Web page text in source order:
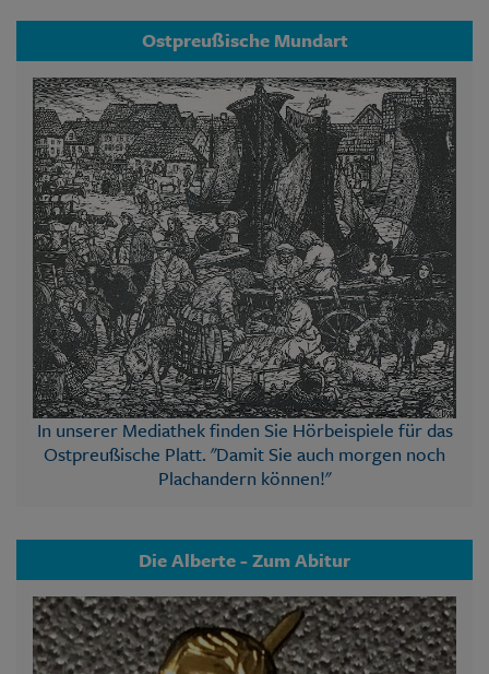
Ostpreußische Mundart
In unserer Mediathek finden Sie Hörbeispiele für das
Ostpreußische Platt. "Damit Sie auch morgen noch
Plachandern können!"
Die Alberte - Zum Abitur